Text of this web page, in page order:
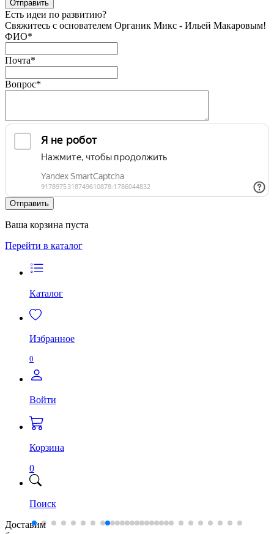
Есть идеи по развитию?
Свяжитесь с основателем Органик Микс - Ильей Макаровым!
ФИО*
Почта*
Вопрос*
Ваша корзина пуста
Перейти в каталог
Каталог
Избранное
0
Войти
Корзина
0
Поиск
Доставим